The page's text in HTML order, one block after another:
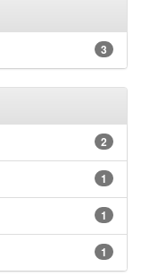
3
2
1
1
1